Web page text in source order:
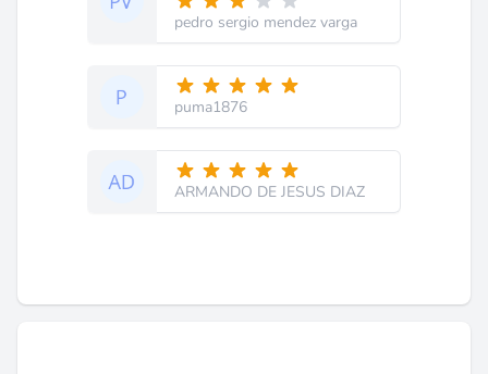
pedro sergio mendez varga
puma1876
ARMANDO DE JESUS DIAZ